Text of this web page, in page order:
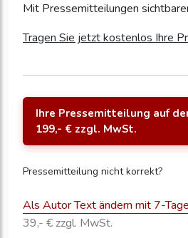
Mit Pressemitteilungen
Tragen Sie jetzt kostenlos Ihre
Ihre Pressemitteilung auf
199,- € zzgl. MwSt.
Pressemitteilung nicht korrekt?
Als Autor Text ändern mit 7-
39,- € zzgl. MwSt.